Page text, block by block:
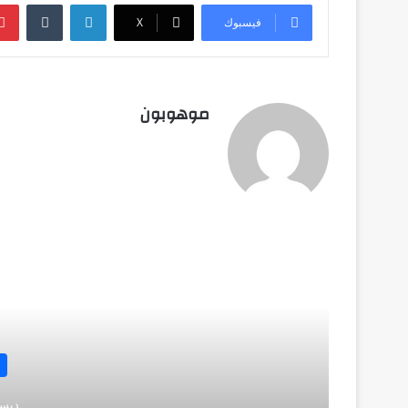
فيسبوك ‫X
لينكدإن
موهوبون
ديسمبر